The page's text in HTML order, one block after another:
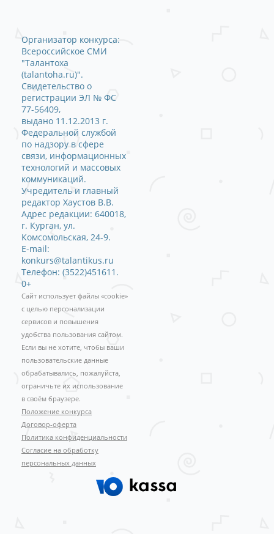
Организатор конкурса:
Всероссийское СМИ
"Талантоха
(talantoha.ru)".
Свидетельство о
регистрации ЭЛ № ФС
77-56409,
выдано 11.12.2013 г.
Федеральной службой
по надзору в сфере
связи, информационных
технологий и массовых
коммуникаций.
Учредитель и главный
редактор Хаустов В.В.
Адрес редакции: 640018,
г. Курган, ул.
Комсомольская, 24-9.
E-mail:
konkurs@talantikus.ru
Телефон: (3522)451611.
0+
Сайт использует файлы «cookie»
с целью персонализации
сервисов и повышения
удобства пользования сайтом.
Если вы не хотите, чтобы ваши
пользовательские данные
обрабатывались, пожалуйста,
ограничьте их использование
в своём браузере.
Положение конкурса
Договор-оферта
Политика конфиденциальности
Согласие на обработку
персональных данных